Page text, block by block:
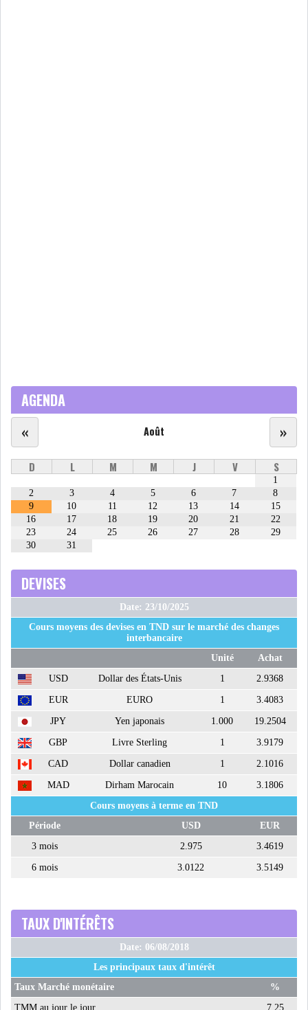
MICHKET SLAMA KHALDI
REMPLACE SIHEM BOUG...
RSS
MAGHREB
ALGÉRIE
LIBYE
MAURITANIE : MATTEL LANCE
ATTIJARIWAFA BANK : LA
HAUSSE DES BÉNÉFI...
APRÈS LA SÉCHERESSE, LE
MAGHREB VA VERS...
MAGHREB : ENTRE OPPO...
RSS
INTERNATIONAL
MENA AFRIQUE DU NORD
AGENDA
Août
« »
D L M M J V S
1
2
3 4 5 6 7
8
9
10 11 12 13 14
15
16
17 18 19 20 21
22
23
24 25 26 27 28
29
30
31
DEVISES
Date: 23/10/2025
Cours moyens des devises en TND sur le marché des changes
interbancaire
Unité
Achat
USD
Dollar des États-Unis 1 2.9368
EUR EURO 1 3.4083
JPY Yen japonais 1.000 19.2504
GBP Livre Sterling 1 3.9179
CAD Dollar canadien 1 2.1016
MAD Dirham Marocain 10
3.1806
Cours moyens à terme en TND
Période
USD
EUR
3 mois
2.975 3.4619
6 mois 3.0122 3.5149
TAUX D'INTÉRÊTS
Date: 06/08/2018
Les principaux taux d'intérêt
Taux Marché monétaire
%
TMM au jour le jour
7.25